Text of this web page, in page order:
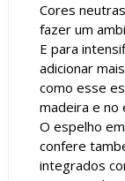
Cores
fazer um
E para
adicionar
como esse
madeira e no
O espelho
confere
integrados